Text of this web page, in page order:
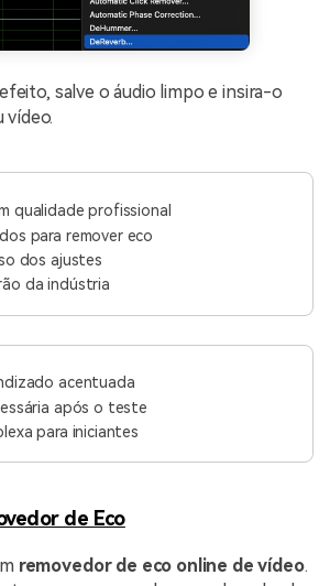
salve o áudio limpo e insira-o
vídeo.
qualidade profissional
para remover eco
dos ajustes
da indústria
acentuada
após o teste
para iniciantes
de Eco
removedor de eco online de vídeo.